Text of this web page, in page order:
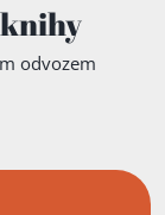
odvozem